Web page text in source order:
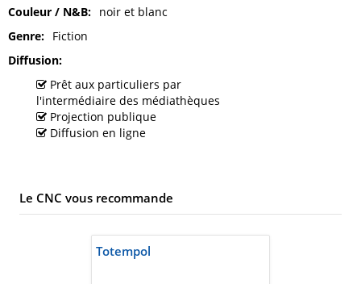
Couleur / N&B
noir et blanc
Genre
Fiction
Diffusion
Prêt aux particuliers par
l'intermédiaire des médiathèques
Projection publique
Diffusion en ligne
Le CNC vous recommande
Totempol